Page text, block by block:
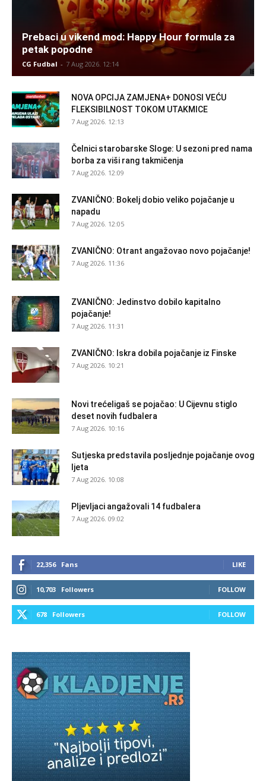
Prebaci u vikend mod: Happy Hour formula za
petak popodne
CG Fudbal - 7 Aug 2026. 12:14
NOVA OPCIJA ZAMJENA+ DONOSI VEĆU
FLEKSIBILNOST TOKOM UTAKMICE
7 Aug 2026. 12:13
Čelnici starobarske Sloge: U sezoni pred nama
borba za viši rang takmičenja
7 Aug 2026. 12:09
ZVANIČNO: Bokelj dobio veliko pojačanje u
napadu
7 Aug 2026. 12:05
ZVANIČNO: Otrant angažovao novo pojačanje!
7 Aug 2026. 11:36
ZVANIČNO: Jedinstvo dobilo kapitalno
pojačanje!
7 Aug 2026. 11:31
ZVANIČNO: Iskra dobila pojačanje iz Finske
7 Aug 2026. 10:21
Novi trećeligaš se pojačao: U Cijevnu stiglo
deset novih fudbalera
7 Aug 2026. 10:16
Sutjeska predstavila posljednje pojačanje ovog
ljeta
7 Aug 2026. 10:08
Pljevljaci angažovali 14 fudbalera
7 Aug 2026. 09:02
22,356 Fans LIKE
10,703 Followers FOLLOW
678 Followers FOLLOW